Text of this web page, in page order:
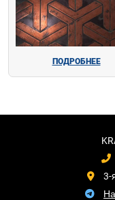
ПОДРОБНЕЕ
3-